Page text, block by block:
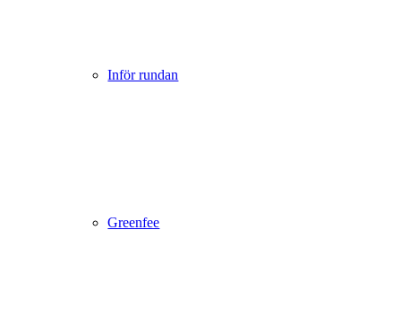
Inför rundan
Greenfee